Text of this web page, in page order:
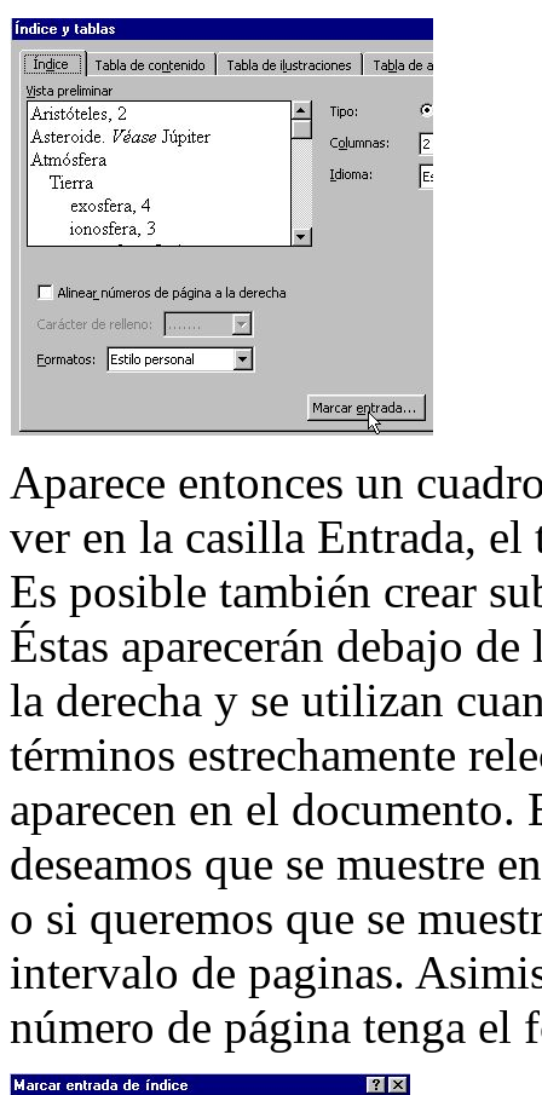
Aparece entonces un
ver en la casilla Entrada,
Es posible también crear
Éstas aparecerán debajo
la derecha y se utilizan
términos estrechamente
aparecen en el
deseamos que se muestre
o si queremos que se
intervalo de paginas.
número de página tenga el